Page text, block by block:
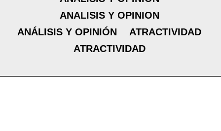
ANALISIS Y OPINION
ANÁLISIS Y OPINIÓN
ATRACTIVIDAD
ATRACTIVIDAD